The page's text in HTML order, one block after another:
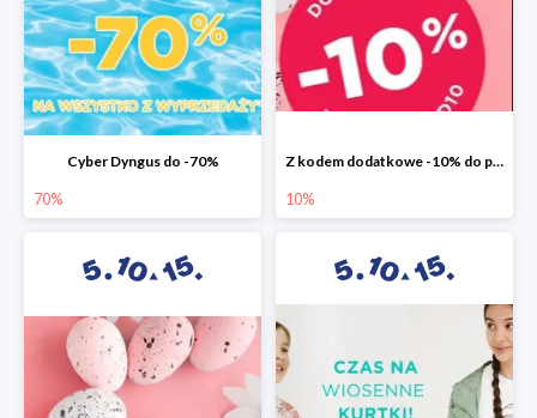
Cyber Dyngus do -70%
70%
Z kodem dodatkowe -10% do promocji -50%!
10%